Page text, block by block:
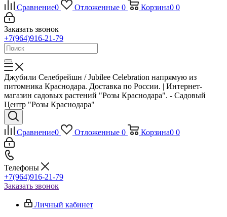
Сравнение0 Отложенные 0 Корзина0 0
Заказать звонок
+7(964)916-21-79
Джубили Селебрейшн / Jubilee Celebration напрямую из
питомника Краснодара. Доставка по России. | Интернет-
магазин садовых растений "Розы Краснодара". - Садовый
Центр "Розы Краснодара"
Сравнение0 Отложенные 0 Корзина0 0
Телефоны
+7(964)916-21-79
Заказать звонок
Личный кабинет